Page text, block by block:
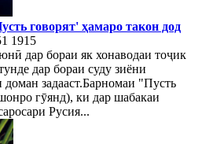
говорят' ҳамаро такон дод
1915
дар бораи як хонаводаи тоҷик
дар бораи суду зиёни
задааст.Барномаи "Пусть
гӯянд), ки дар шабакаи
Русия...